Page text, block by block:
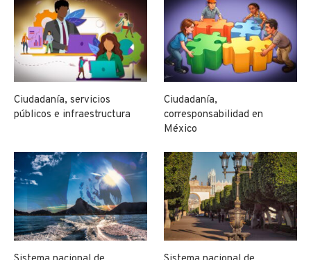
Ciudadanía, servicios
públicos e infraestructura
Ciudadanía,
corresponsabilidad en
México